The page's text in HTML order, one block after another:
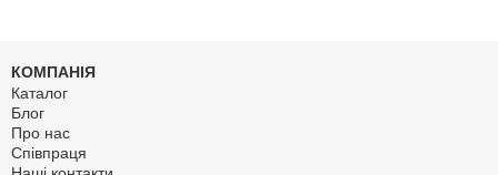
КОМПАНІЯ
Каталог
Блог
Про нас
Співпраця